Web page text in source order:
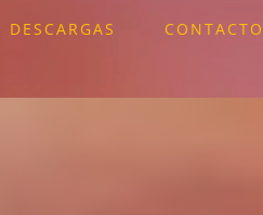
DESCARGAS CONTACTO